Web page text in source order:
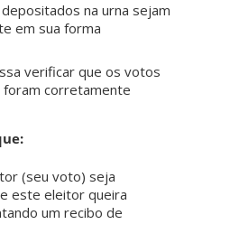
na urna sejam
em sua forma
verificar que os votos
foram corretamente
(seu voto) seja
este eleitor queira
um recibo de